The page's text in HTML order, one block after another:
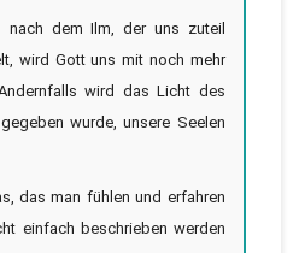
nach dem Ilm, der uns zuteil
wird Gott uns mit noch mehr
wird das Licht des
wurde, unsere Seelen
das man fühlen und erfahren
einfach beschrieben werden